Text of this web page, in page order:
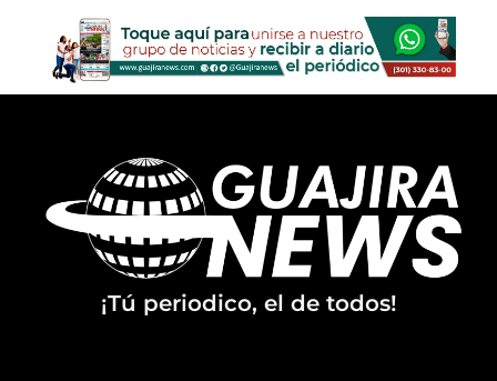
¡Tú periodico, el de todos!